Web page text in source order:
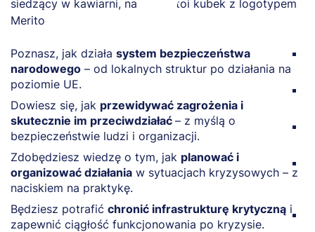
Poznasz, jak działa system bezpieczeństwa
narodowego – od lokalnych struktur po działania na
poziomie UE.
Dowiesz się, jak przewidywać zagrożenia i
skutecznie im przeciwdziałać – z myślą o
bezpieczeństwie ludzi i organizacji.
Zdobędziesz wiedzę o tym, jak planować i
organizować działania w sytuacjach kryzysowych – z
naciskiem na praktykę.
Będziesz potrafić chronić infrastrukturę krytyczną i
zapewnić ciągłość funkcjonowania po kryzysie.